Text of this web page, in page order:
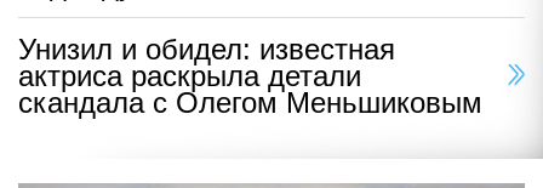
Унизил и обидел: известная
актриса раскрыла детали
скандала с Олегом Меньшиковым